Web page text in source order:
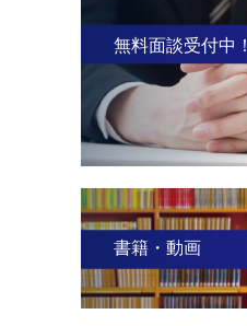
無料面談受付中！
書籍・動画